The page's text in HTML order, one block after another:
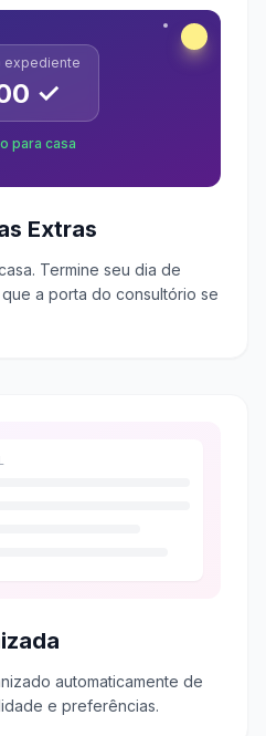
expediente
✓
para casa
Extras
Termine seu dia de
a porta do consultório se
automaticamente de
e preferências.